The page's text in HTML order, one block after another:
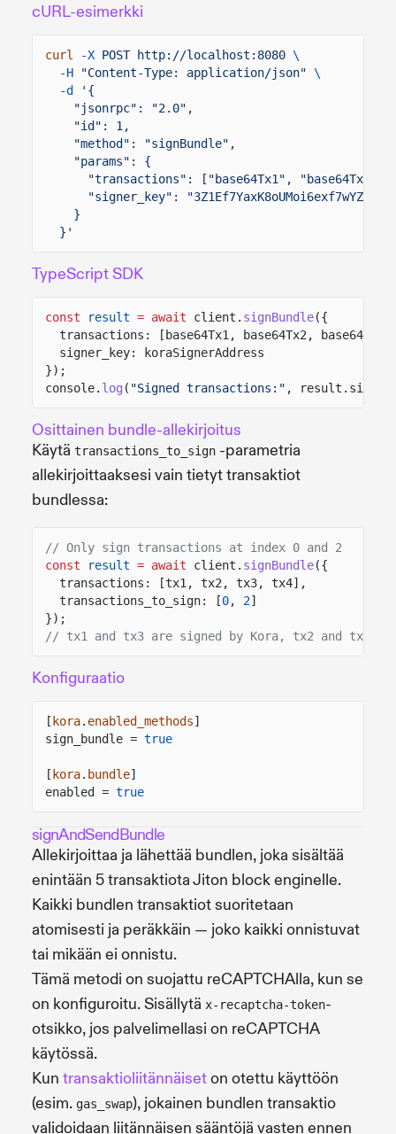
cURL-esimerkki
curl -X POST http://localhost:8080 \
-H
"Content-Type: application/json" \
-d
'{
"jsonrpc": "2.0",
"id": 1,
"method": "signBundle",
"params": {
"transactions": ["base64Tx1", "base64Tx2"],
"signer_key":
}
}'
TypeScript SDK
const result = await client. signBundle({
transactions: [base64Tx1, base64Tx2,
signer_key: koraSignerAddress
});
console. log ( "Signed transactions:" ,
Osittainen bundle-allekirjoitus
Käytä transactions_to_sign -parametria
allekirjoittaaksesi vain tietyt transaktiot
bundlessa:
// Only sign transactions at index 0 and 2
const
result = await client. signBundle({
transactions: [tx1, tx2, tx3, tx4],
transactions_to_sign: [0, 2]
});
// tx1 and tx3 are signed by Kora, tx2 and tx4
Konfiguraatio
[ kora. enabled_methods]
sign_bundle = true
[ kora. bundle]
enabled = true
signAndSendBundle
Allekirjoittaa ja lähettää bundlen, joka sisältää
enintään 5 transaktiota Jiton block enginelle.
Kaikki bundlen transaktiot suoritetaan
atomisesti ja peräkkäin — joko kaikki onnistuvat
tai mikään ei onnistu.
Tämä metodi on suojattu reCAPTCHAlla, kun se
on konfiguroitu. Sisällytä x-recaptcha-token-
otsikko, jos palvelimellasi on reCAPTCHA
käytössä.
Kun transaktioliitännäiseton otettu käyttöön
(esim. gas_swap), jokainen bundlen transaktio
validoidaan liitännäisen sääntöjä vasten ennen